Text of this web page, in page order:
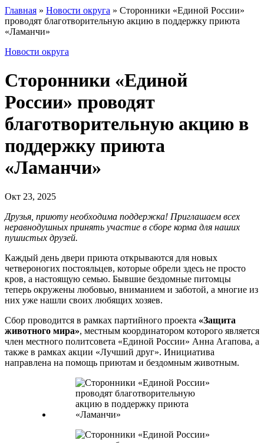
Главная » Новости округа » Сторонники «Единой России»
проводят благотворительную акцию в поддержку приюта
«Ламанчи»
Новости округа
Сторонники «Единой
России» проводят
благотворительную акцию в
поддержку приюта
«Ламанчи»
Окт 23, 2025
Друзья, приюту необходима поддержка! Приглашаем всех
неравнодушных принять участие в сборе корма для наших
пушистых друзей.
Каждый день двери приюта открываются для новых
четвероногих постояльцев, которые обрели здесь не просто
кров, а настоящую семью. Бывшие бездомные питомцы
теперь окружены любовью, вниманием и заботой, а многие из
них уже нашли своих любящих хозяев.
Сбор проводится в рамках партийного проекта «Защита
животного мира», местным координатором которого является
член местного политсовета «Единой России» Анна Агапова, а
также в рамках акции «Лучший друг». Инициатива
направлена на помощь приютам и бездомным животным.